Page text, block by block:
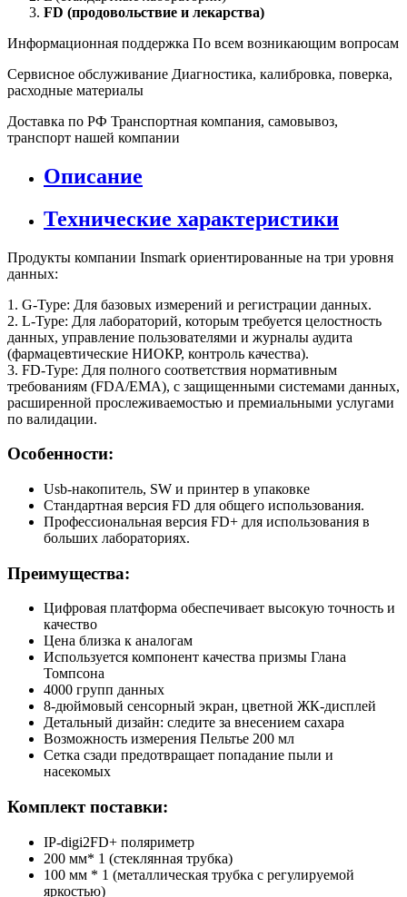
FD (продовольствие и лекарства)
Информационная поддержка По всем возникающим вопросам
Сервисное обслуживание Диагностика, калибровка, поверка,
расходные материалы
Доставка по РФ Транспортная компания, самовывоз,
транспорт нашей компании
Описание
Технические характеристики
Продукты компании Insmark ориентированные на три уровня
данных:
1. G-Type: Для базовых измерений и регистрации данных.
2. L-Type: Для лабораторий, которым требуется целостность
данных, управление пользователями и журналы аудита
(фармацевтические НИОКР, контроль качества).
3. FD-Type: Для полного соответствия нормативным
требованиям (FDA/EMA), с защищенными системами данных,
расширенной прослеживаемостью и премиальными услугами
по валидации.
Особенности:
Usb-накопитель, SW и принтер в упаковке
Стандартная версия FD для общего использования.
Профессиональная версия FD+ для использования в
больших лабораториях.
Преимущества:
Цифровая платформа обеспечивает высокую точность и
качество
Цена близка к аналогам
Используется компонент качества призмы Глана
Томпсона
4000 групп данных
8-дюймовый сенсорный экран, цветной ЖК-дисплей
Детальный дизайн: следите за внесением сахара
Возможность измерения Пельтье 200 мл
Сетка сзади предотвращает попадание пыли и
насекомых
Комплект поставки:
IP-digi2FD+ поляриметр
200 мм* 1 (стеклянная трубка)
100 мм * 1 (металлическая трубка с регулируемой
яркостью)